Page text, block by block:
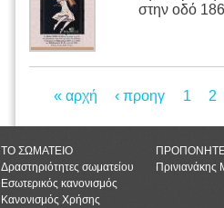
στην οδό
Pages
« αρχή ‹ προηγ 1 2
ΤΟ ΣΩΜΑΤΕΙΟ
Δραστηριότητες σωματείου
Εσωτερικός κανονισμός
Κανονισμός Χρήσης
Πρινιανάκης